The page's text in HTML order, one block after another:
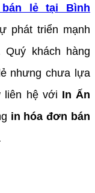
lẻ tại Bình
phát triển mạnh
khách hàng
nhưng chưa lựa
liên hệ với In Ấn
in hóa đơn bán